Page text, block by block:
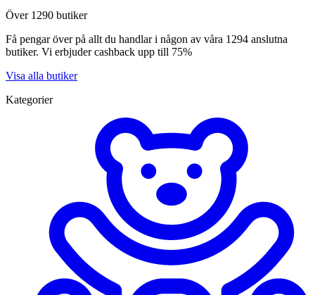
Över 1290 butiker
Få pengar över på allt du handlar i någon av våra 1294 anslutna
butiker. Vi erbjuder cashback upp till 75%
Visa alla butiker
Kategorier